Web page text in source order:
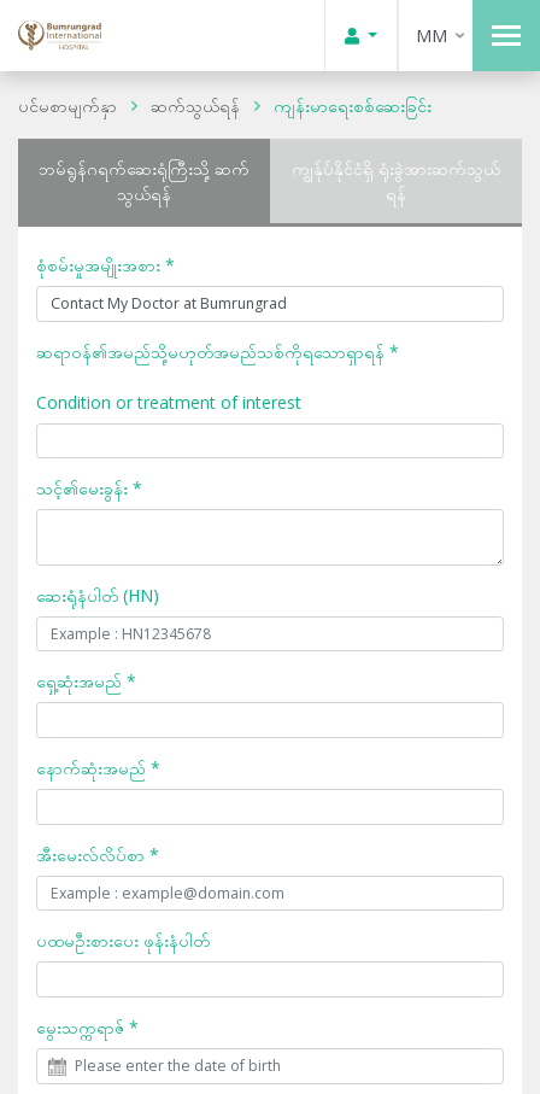
MM
ပင်မစာမျက်နှာ ဆက်သွယ်ရန် ကျန်းမာရေးစစ်ဆေးခြင်း
ဘမ်ရွန်ဂရက်ဆေးရုံကြီးသို့ ဆက်
သွယ်ရန်
ကျွန်ုပ်နိုင်ငံရှိ ရုံးခွဲအားဆက်သွယ်
ရန်
စုံစမ်းမှုအမျိုးအစား *
ဆရာဝန်၏အမည်သို့မဟုတ်အမည်သစ်ကိုရသောရှာရန် *
Condition or treatment of interest
သင့်၏မေးခွန်း *
ဆေးရုံနံပါတ် (HN)
ရှေ့ဆုံးအမည် *
နောက်ဆုံးအမည် *
အီးမေးလ်လိပ်စာ *
ပထမဦးစားပေး ဖုန်းနံပါတ်
မွေးသက္ကရာဇ် *